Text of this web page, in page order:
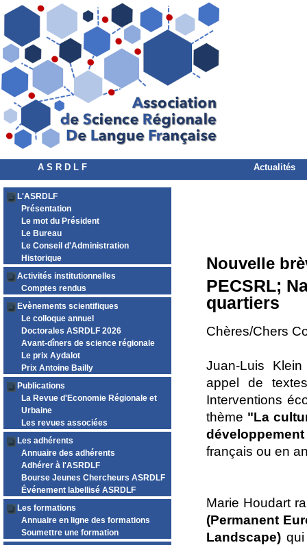
A S R D L F Actualités
L'ASRDLF
Présentation
Le mot du Président
Le Bureau
Le Conseil d'Administration
Historique
Activités institutionnelles
Comptes rendus
Evènements scientifiques
Le colloque annuel
Doctorales ASRDLF 2026
Avant-dîners de science régionale
Le prix Aydalot
Prix Antoine Bailly
Publications
La Revue d'Economie Régionale et
Urbaine
Les revues associées
Les adhérents
Annuaire des adhérents
Adhérer à l'ASRDLF
Bourse Jeunes Chercheurs ASRDLF
Événement labellisé ASRDLF
Les formations
Annuaire en ligne des formations
Soumettre une formation
Nouvelle
PECSRL;
quartiers
Chères/Chers
Juan-Luis
appel de
Interventions
thème "La
français ou en
Marie Houdart
(Permanent
Landscape)